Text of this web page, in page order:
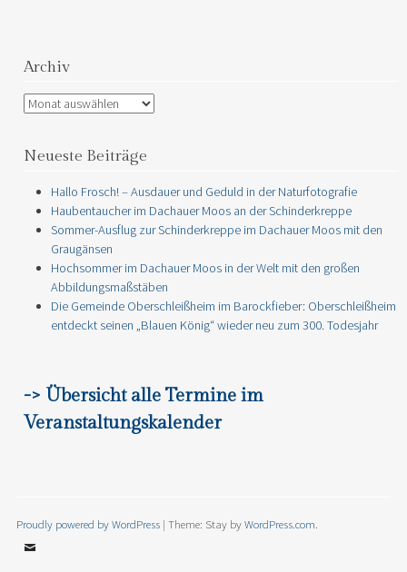
Archiv
Archiv
Neueste Beiträge
Hallo Frosch! – Ausdauer und Geduld in der Naturfotografie
Haubentaucher im Dachauer Moos an der Schinderkreppe
Sommer-Ausflug zur Schinderkreppe im Dachauer Moos mit den
Graugänsen
Hochsommer im Dachauer Moos in der Welt mit den großen
Abbildungsmaßstäben
Die Gemeinde Oberschleißheim im Barockfieber: Oberschleißheim
entdeckt seinen „Blauen König“ wieder neu zum 300. Todesjahr
-> Übersicht alle Termine im
Veranstaltungskalender
Proudly powered by WordPress | Theme: Stay byWordPress.com